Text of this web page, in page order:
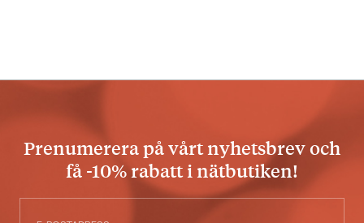
Prenumerera på vårt nyhetsbrev och
få -10% rabatt i nätbutiken!